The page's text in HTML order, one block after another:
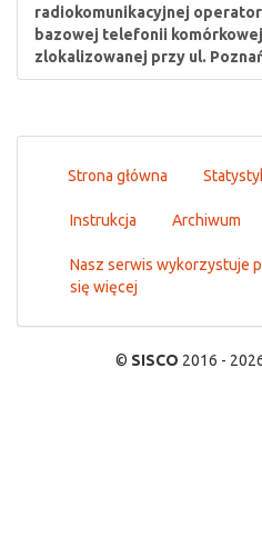
radiokomunikacyjnej
bazowej telefonii komórkowej
zlokalizowanej przy ul.
Strona główna
Instrukcja Archiwum
Nasz serwis wykorzystuje
się więcej
© SISCO 2016 -